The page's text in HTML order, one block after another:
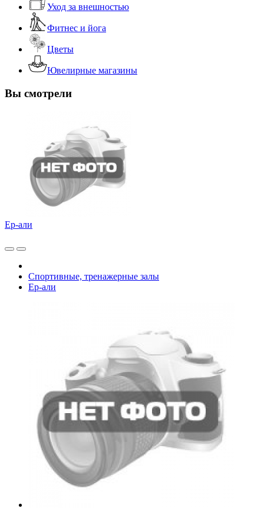
Уход за внешностью
Фитнес и йога
Цветы
Ювелирные магазины
Вы смотрели
Ер-али
Спортивные, тренажерные залы
Ер-али